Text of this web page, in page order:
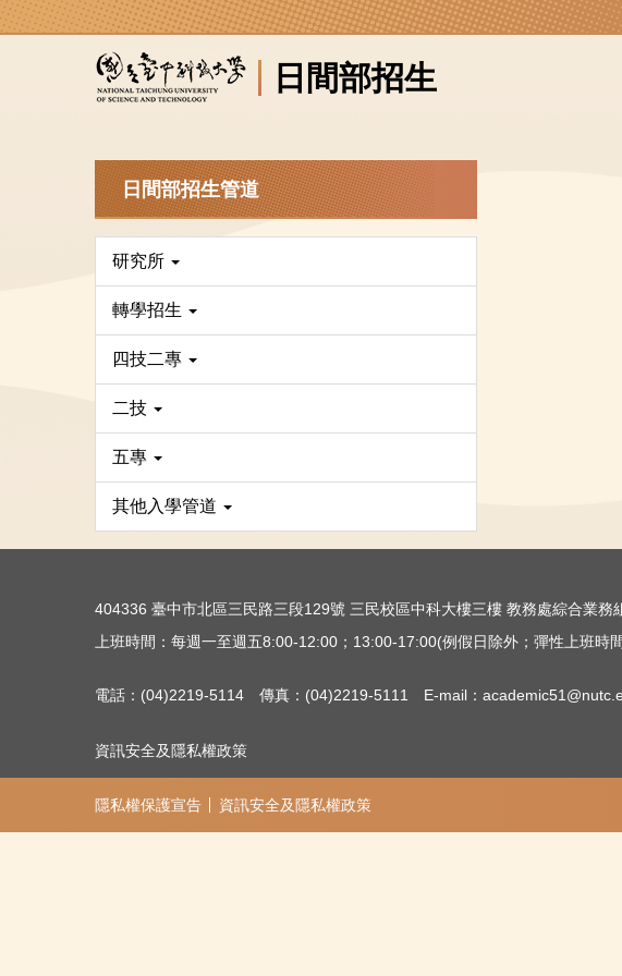
跳
日間部招生
日間部招生管道
研究所
轉學招生
四技二專
二技
五專
其他入學管道
404336 臺中市北區三民路三段129號 三民校區中科大樓三樓 教務處綜合業務
上班時間：每週一至週五8:00-12:00；13:00-17:00(例假日除外；彈性上班時
電話：(04)2219-5114 傳真：(04)2219-5111 E-mail：
資訊安全及隱私權政策
隱私權保護宣告 資訊安全及隱私權政策